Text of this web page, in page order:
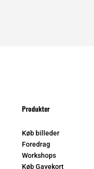
Produkter
Køb billeder
Foredrag
Workshops
Køb Gavekort